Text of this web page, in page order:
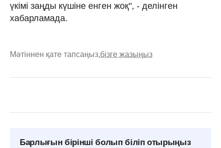
үкімі заңды күшіне енген жоқ", - делінген
хабарламада.
Мәтіннен қате тапсаңыз,бізге жазыңыз
Барлығын бірінші болып біліп отырыңыз